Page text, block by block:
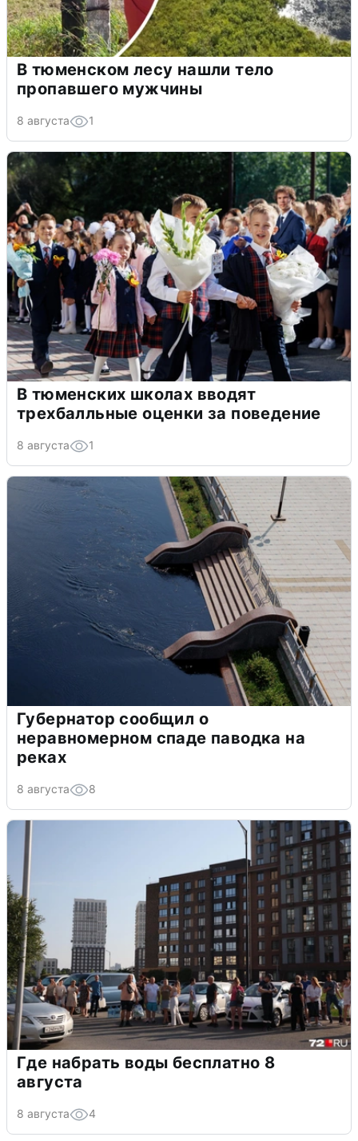
В тюменском лесу нашли тело
пропавшего мужчины
8 августа 1
В тюменских школах вводят
трехбалльные оценки за поведение
8 августа 1
Губернатор сообщил о
неравномерном спаде паводка на
реках
8 августа 8
Где набрать воды бесплатно 8
августа
8 августа 4